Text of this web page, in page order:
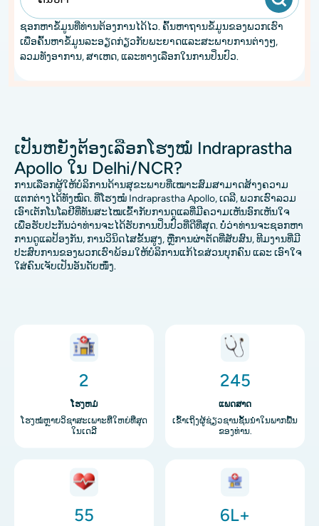
ຊອກຫາຂໍ້ມູນທີ່ທ່ານຕ້ອງການໄດ້ໄວ. ຄົ້ນ​ຫາ​ຖານ​ຂໍ້​ມູນ​ຂອງ​ພວກ​ເຮົາ​
ເພື່ອ​ຄົ້ນ​ຫາ​ຂໍ້​ມູນ​ລະ​ອຽດ​ກ່ຽວ​ກັບ​ພະ​ຍາດ​ແລະ​ສະ​ພາບ​ການ​ຕ່າງໆ​,
ລວມ​ທັງ​ອາ​ການ​, ສາ​ເຫດ​, ແລະ​ທາງ​ເລືອກ​ໃນ​ການ​ປິ່ນ​ປົວ​.
ເປັນຫຍັງຕ້ອງເລືອກໂຮງໝໍ Indraprastha
Apollo ໃນ Delhi/NCR?
ການເລືອກຜູ້ໃຫ້ບໍລິການດ້ານສຸຂະພາບທີ່ເໝາະສົມສາມາດສ້າງຄວາມ
ແຕກຕ່າງໄດ້ທັງໝົດ. ທີ່ໂຮງໝໍ Indraprastha Apollo, ເດລີ, ພວກເຮົາລວມ
ເອົາເຕັກໂນໂລຢີທີ່ທັນສະໄໝເຂົ້າກັບການດູແລທີ່ມີຄວາມເຫັນອົກເຫັນໃຈ
ເພື່ອຮັບປະກັນວ່າທ່ານຈະໄດ້ຮັບການປິ່ນປົວທີ່ດີທີ່ສຸດ. ບໍ່ວ່າທ່ານຈະຊອກຫາ
ການດູແລປ້ອງກັນ, ການວິນິດໄສຂັ້ນສູງ, ຫຼືການຜ່າຕັດທີ່ສັບສົນ, ທີມງານທີ່ມີ
ປະສົບການຂອງພວກເຮົາພ້ອມໃຫ້ບໍລິການແກ້ໄຂສ່ວນບຸກຄົນ ແລະ ເອົາໃຈ
ໃສ່ຄົນເຈັບເປັນອັນດັບໜຶ່ງ.
ຮູບພາບ
2
ໂຮງຫມໍ
ໂຮງໝໍຫຼາຍວິຊາສະເພາະທີ່ໃຫຍ່ທີ່ສຸດ
ໃນເດລີ
ຮູບພາບ
245
ແພດສາດ
ເຂົ້າເຖິງຜູ້ຊ່ຽວຊານຊັ້ນນໍາໃນພາກພື້ນ
ຂອງທ່ານ.
ຮູບພາບ
55
ຮູບພາບ
6L+